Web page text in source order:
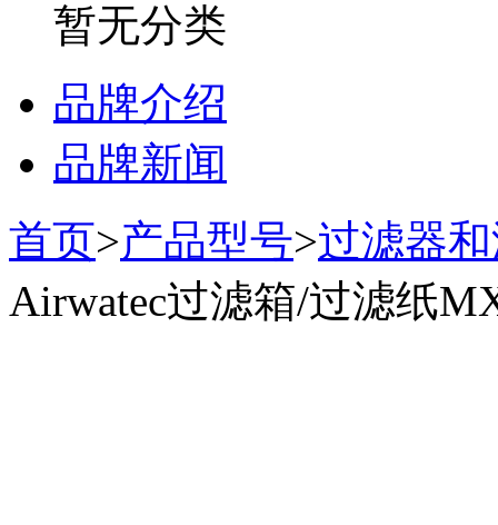
暂无分类
品牌介绍
品牌新闻
首页>产品型号>过滤器
Airwatec过滤箱/过滤纸